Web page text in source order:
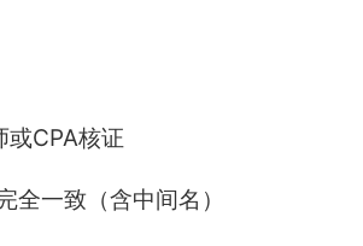
或CPA核证
一致（含中间名）